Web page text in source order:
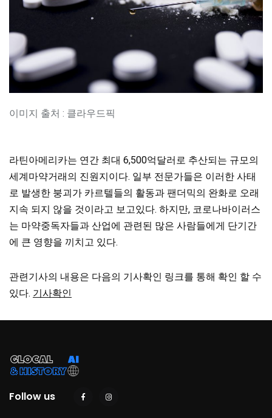
이미지 출처 : 클라우드픽
라틴아메리카는 연간 최대 6,500억달러로 추산되는 규모의
세계마약거래의 진원지이다. 일부 전문가들은 이러한 사태
로 발생한 붕괴가 카르텔들의 활동과 팬더믹의 완화로 오래
지속 되지 않을 것이라고 보고있다. 하지만, 코로나바이러스
는 마약중독자들과 산업에 관련된 많은 사람들에게 단기간
에 큰 영향을 끼치고 있다.
관련기사의 내용은 다음의 기사확인 링크를 통해 확인 할 수
있다. 기사확인
Follow us